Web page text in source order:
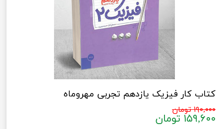
کتاب کار فیزیک یازدهم تجربی مهروماه
۱۹۰,۰۰۰ تومان
۱۵۹,۶۰۰ تومان